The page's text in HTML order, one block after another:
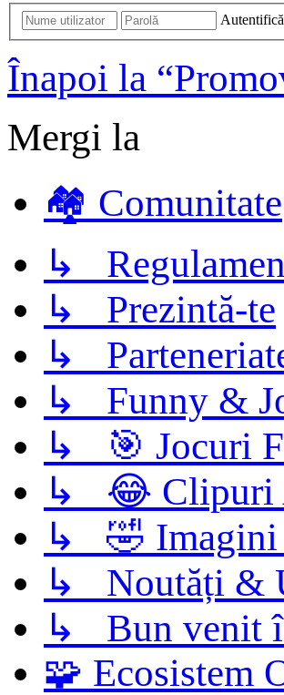
Înapoi la
Mergi la
🏘️ Comunitate
↳
↳ Prezintă-te
↳
↳ Funny &
↳ 🎯 Jocuri
↳ 😂 Clipuri
↳ 🤣 Imagini
↳ Noutăți &
↳ Bun venit
🧩 Ecosistem